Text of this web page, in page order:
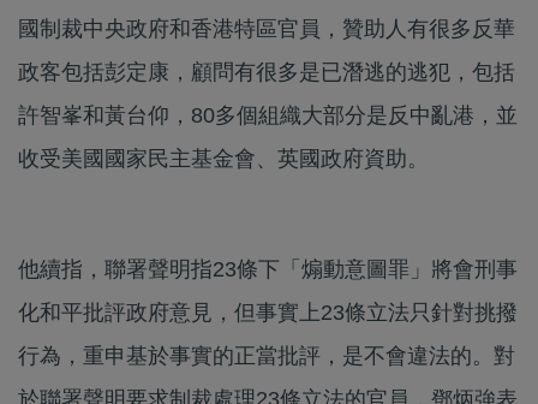
國制裁中央政府和香港特區官員，贊助人有很多反華
政客包括彭定康，顧問有很多是已潛逃的逃犯，包括
許智峯和黃台仰，80多個組織大部分是反中亂港，並
收受美國國家民主基金會、英國政府資助。
他續指，聯署聲明指23條下「煽動意圖罪」將會刑事
化和平批評政府意見，但事實上23條立法只針對挑撥
行為，重申基於事實的正當批評，是不會違法的。對